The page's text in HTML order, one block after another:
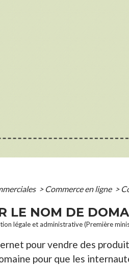
> Commerce en ligne >
LE NOM DE
légale et administrative (Première
pour vendre des
pour que les